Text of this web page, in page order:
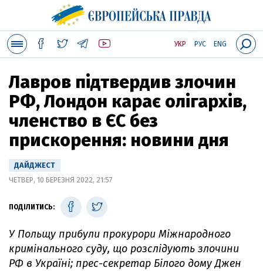
УКР РУС ENG
Лавров підтвердив злочин
РФ, Лондон карає олігархів,
членство в ЄС без
прискорення: новини дня
ДАЙДЖЕСТ
ЧЕТВЕР, 10 БЕРЕЗНЯ 2022, 21:57
ПОДІЛИТИСЬ:
У Польщу прибули прокурори Міжнародного
кримінального суду, що розслідують злочини
РФ в Україні; прес-секретар Білого дому Джен